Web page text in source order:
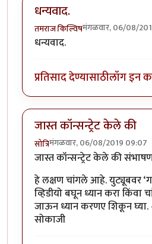
धन्यवाद.
तमराज किल्विषमंगळवार, 06/08/
धन्यवाद.
प्रतिसाद देण्यासाठीलॉग इन
जास्त कॉन्सन्ट्रेट केले की
सोत्रिमंगळवार, 06/08/2019 09:07
जास्त कॉन्सन्ट्रेट केले की
हे लक्षण चांगले आहे. युट्यूबवर
व्हिडीयो बघून ध्यान करा किंवा
जाऊन ध्यान करणए शिकून घ्या.
सोकाजी